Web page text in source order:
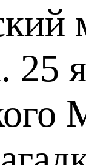
25